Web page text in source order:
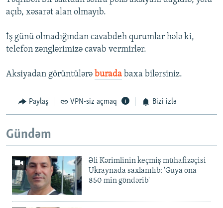
açıb, xəsarət alan olmayıb.
İş günü olmadığından cavabdeh qurumlar hələ ki,
telefon zənglərimizə cavab vermirlər.
Aksiyadan görüntülərə burada baxa bilərsiniz.
Paylaş VPN-siz açmaq Bizi izlə
Gündəm
Əli Kərimlinin keçmiş mühafizəçisi
Ukraynada saxlanılıb: 'Guya ona
850 min göndərib'